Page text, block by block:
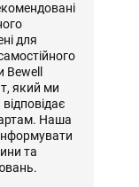
для
Bewell
який ми
Наша
та